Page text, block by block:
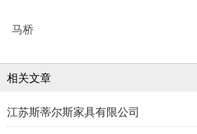
马桥
相关文章
江苏斯蒂尔斯家具有限公司